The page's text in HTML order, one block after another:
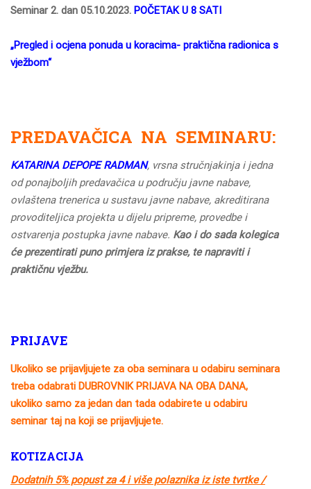
Seminar 2. dan 05.10.2023. POČETAK U 8 SATI
„Pregled i ocjena ponuda u koracima- praktična radionica s
vježbom“
PREDAVAČICA NA SEMINARU:
KATARINA DEPOPE RADMAN, vrsna stručnjakinja i jedna
od ponajboljih predavačica u području javne nabave,
ovlaštena trenerica u sustavu javne nabave, akreditirana
provoditeljica projekta u dijelu pripreme, provedbe i
ostvarenja postupka javne nabave. Kao i do sada kolegica
će prezentirati puno primjera iz prakse, te napraviti i
praktičnu vježbu.
PRIJAVE
Ukoliko se prijavljujete za oba seminara u odabiru seminara
treba odabrati DUBROVNIK PRIJAVA NA OBA DANA,
ukoliko samo za jedan dan tada odabirete u odabiru
seminar taj na koji se prijavljujete.
KOTIZACIJA
Dodatnih 5% popust za 4 i više polaznika iz iste tvrtke /